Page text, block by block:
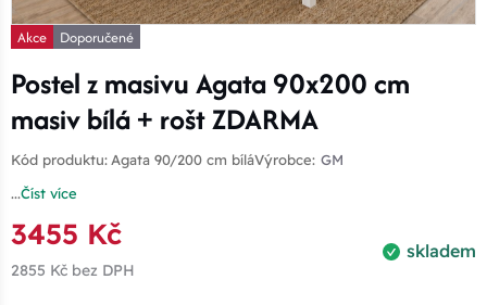
Akce Doporučené
Postel z masivu Agata 90x200 cm
masiv bílá + rošt ZDARMA
Kód produktu: Agata 90/200 cm bíláVýrobce: GM
...Číst více
skladem
3455 Kč
2855 Kč bez DPH